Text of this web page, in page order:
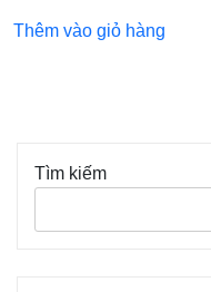
là:
Thêm vào giỏ hàng
Tìm kiếm